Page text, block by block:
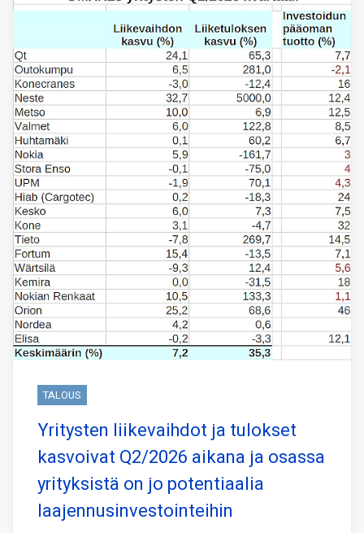
TALOUS
Yritysten liikevaihdot ja tulokset
kasvoivat Q2/2026 aikana ja osassa
yrityksistä on jo potentiaalia
laajennusinvestointeihin